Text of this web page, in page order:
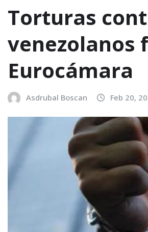
Torturas
venezolanos
Eurocámara
Asdrubal Boscan Feb 20,